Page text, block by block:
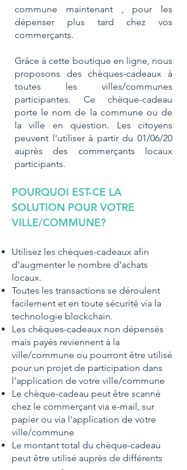
commune maintenant , pour les
dépenser plus tard chez vos
commerçants.
Grâce à cette boutique en ligne, nous
proposons des chèques-cadeaux à
toutes les villes/communes
participantes. Ce chèque-cadeau
porte le nom de la commune ou de
la ville en question. Les citoyens
peuvent l'utiliser à partir du 01/06/20
auprès des commerçants locaux
participants.
POURQUOI EST-CE LA
SOLUTION POUR VOTRE
VILLE/COMMUNE?
Utilisez les chèques-cadeaux afin
d'augmenter le nombre d'achats
locaux.
Toutes les transactions se déroulent
facilement et en toute sécurité via la
technologie blockchain.
Les chèques-cadeaux non dépensés
mais payés reviennent à la
ville/commune ou pourront être utilisé
pour un projet de participation dans
l'application de votre ville/commune
Le chèque-cadeau peut être scanné
chez le commerçant via e-mail, sur
papier ou via l'application de votre
ville/commune
Le montant total du chèque-cadeau
peut être utilisé auprès de différents